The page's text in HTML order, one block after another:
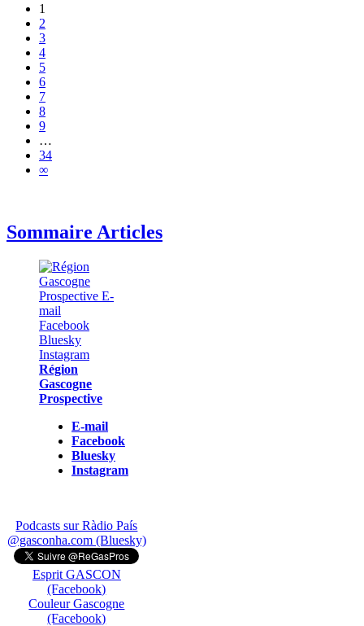
1
2
3
4
5
6
7
8
9
…
34
∞
Sommaire Articles
Région
Gascogne
Prospective
E-mail
Facebook
Bluesky
Instagram
Podcasts sur Ràdio País
@gasconha.com (Bluesky)
Esprit GASCON
(Facebook)
Couleur Gascogne
(Facebook)